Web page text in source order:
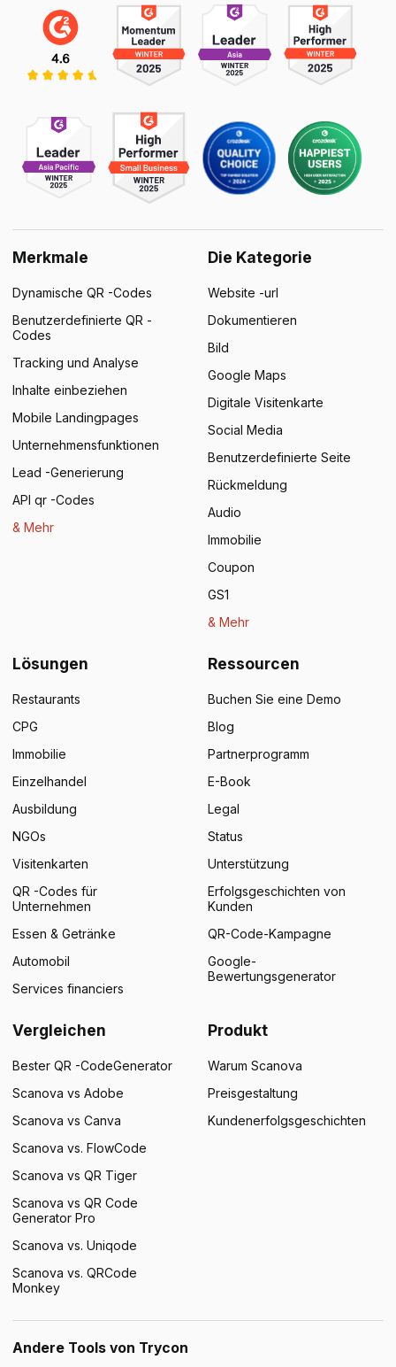
Merkmale
Dynamische QR -Codes
Benutzerdefinierte QR -
Codes
Tracking und Analyse
Inhalte einbeziehen
Mobile Landingpages
Unternehmensfunktionen
Lead -Generierung
API qr -Codes
& Mehr
Die Kategorie
Website -url
Dokumentieren
Bild
Google Maps
Digitale Visitenkarte
Social Media
Benutzerdefinierte Seite
Rückmeldung
Audio
Immobilie
Coupon
GS1
& Mehr
Lösungen
Restaurants
CPG
Immobilie
Einzelhandel
Ausbildung
NGOs
Visitenkarten
QR -Codes für
Unternehmen
Essen & Getränke
Automobil
Services financiers
Ressourcen
Buchen Sie eine Demo
Blog
Partnerprogramm
E-Book
Legal
Status
Unterstützung
Erfolgsgeschichten von
Kunden
QR-Code-Kampagne
Google-
Bewertungsgenerator
Vergleichen
Bester QR -CodeGenerator
Scanova vs Adobe
Scanova vs Canva
Scanova vs. FlowCode
Scanova vs QR Tiger
Scanova vs QR Code
Generator Pro
Scanova vs. Uniqode
Scanova vs. QRCode
Monkey
Produkt
Warum Scanova
Preisgestaltung
Kundenerfolgsgeschichten
Andere Tools von Trycon